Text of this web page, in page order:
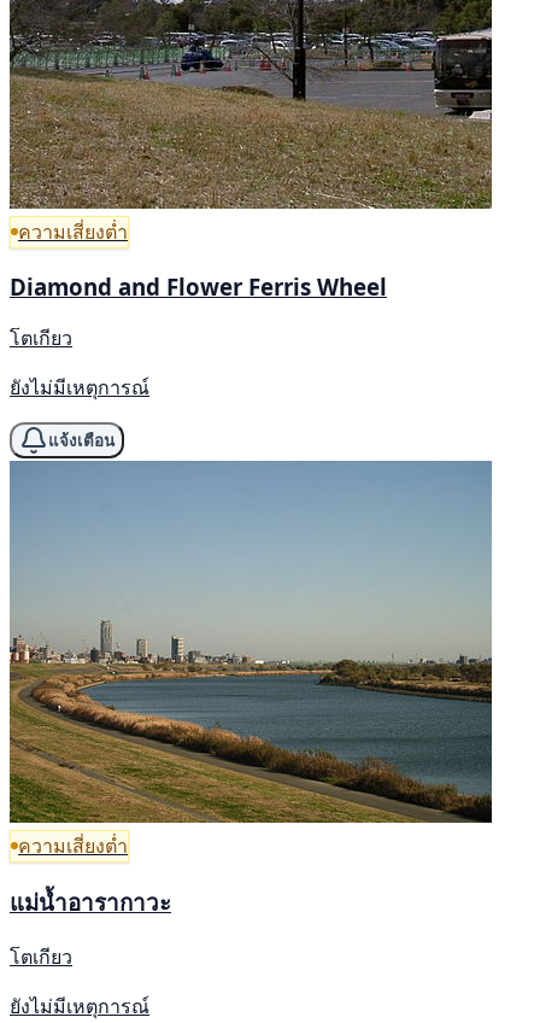
ความเสี่ยงต่ำ
Diamond and Flower Ferris Wheel
โตเกียว
ยังไม่มีเหตุการณ์
แจ้งเตือน
ความเสี่ยงต่ำ
แม่น้ำอารากาวะ
โตเกียว
ยังไม่มีเหตุการณ์